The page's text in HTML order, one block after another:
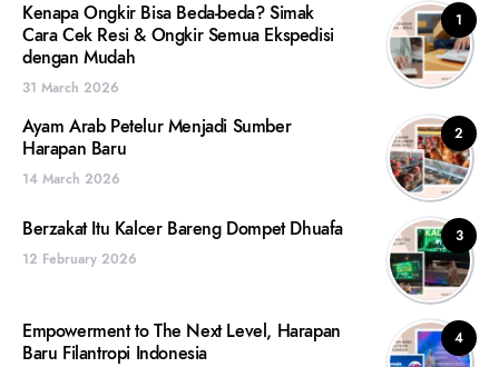
1
Kenapa Ongkir Bisa Beda-beda? Simak
Cara Cek Resi & Ongkir Semua Ekspedisi
dengan Mudah
31 March 2026
2
Ayam Arab Petelur Menjadi Sumber
Harapan Baru
14 March 2026
3
Berzakat Itu Kalcer Bareng Dompet Dhuafa
12 February 2026
4
Empowerment to The Next Level, Harapan
Baru Filantropi Indonesia